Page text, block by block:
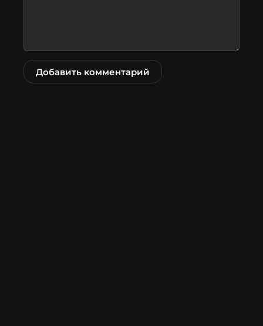
Добавить комментарий